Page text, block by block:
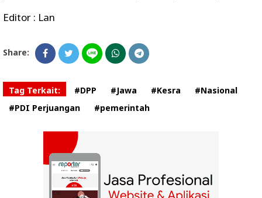
Editor : Lan
Share:
Tag Terkait: #DPP #Jawa #Kesra
#Nasional
#PDI Perjuangan
#pemerintah